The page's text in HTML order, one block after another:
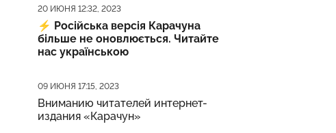
Дата публикации
20 ИЮНЯ 12:32, 2023
⚡️ Російська версія Карачуна
більше не оновлюється. Читайте
нас українською
Дата публикации
09 ИЮНЯ 17:15, 2023
Вниманию читателей интернет-
издания «Карачун»